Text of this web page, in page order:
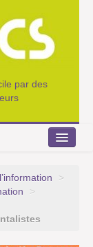
par des
>
>